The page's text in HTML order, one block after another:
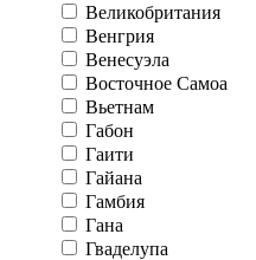
Великобритания
Венгрия
Венесуэла
Восточное Самоа
Вьетнам
Габон
Гаити
Гайана
Гамбия
Гана
Гваделупа